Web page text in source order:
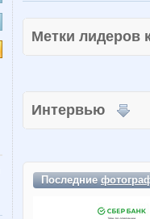
Метки
Интервью
Последние